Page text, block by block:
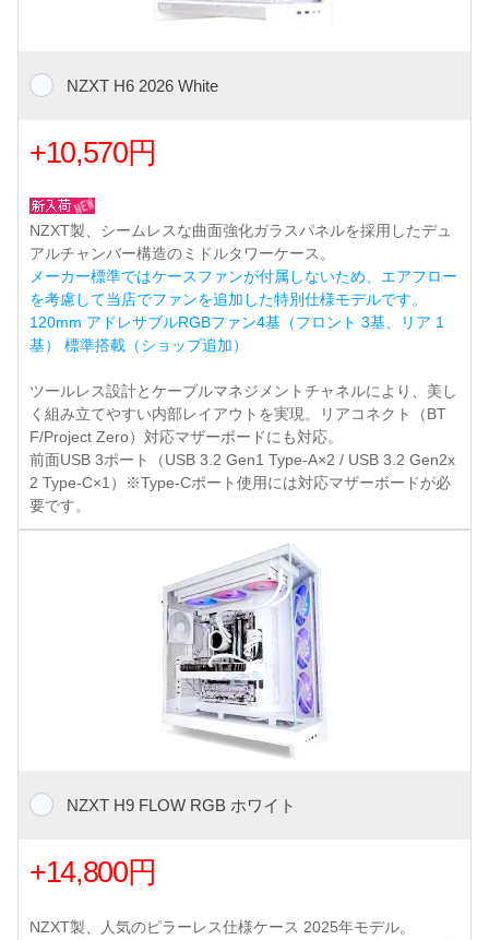
NZXT H6 2026 White
+10,570円
NZXT製、シームレスな曲面強化ガラスパネルを採用したデュ
アルチャンバー構造のミドルタワーケース。
メーカー標準ではケースファンが付属しないため、エアフロー
を考慮して当店でファンを追加した特別仕様モデルです。
120mm アドレサブルRGBファン4基（フロント 3基、リア 1
基） 標準搭載（ショップ追加）
ツールレス設計とケーブルマネジメントチャネルにより、美し
く組み立てやすい内部レイアウトを実現。リアコネクト（BT
F/Project Zero）対応マザーボードにも対応。
前面USB 3ポート（USB 3.2 Gen1 Type-A×2 / USB 3.2 Gen2x
2 Type-C×1）※Type-Cポート使用には対応マザーボードが必
要です。
NZXT H9 FLOW RGB ホワイト
+14,800円
NZXT製、人気のピラーレス仕様ケース 2025年モデル。